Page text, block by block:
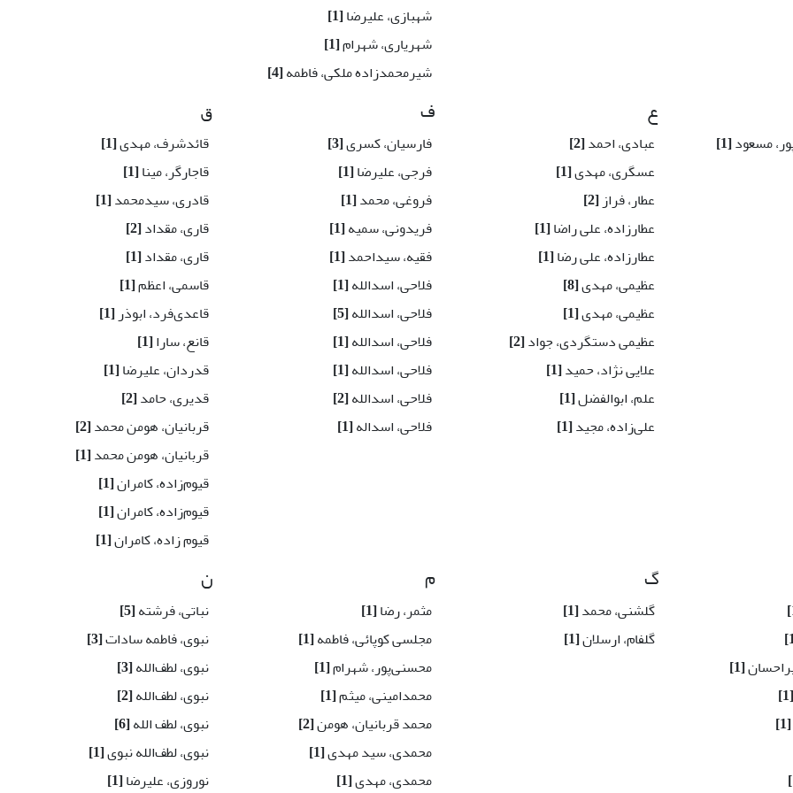
شهبازی، علیرضا[1]
شهریاری، شهرام[1]
شیرمحمدزاده ملکی، فاطمه[4]
مسعود[1]
ع
عبادی، احمد[2]
عسگری، مهدی[1]
عطار، فراز[2]
عطارزاده، علی راضا[1]
عطارزاده، علی رضا[1]
عظیمی، مهدی[8]
عظیمی، مهدی[1]
عظیمی دستگردی، جواد[2]
علایی نژاد، حمید[1]
علم، ابوالفضل[1]
علی‌زاده، مجید[1]
ف
فارسیان، کسری[3]
فرجی، علیرضا[1]
فروغی، محمد[1]
فریدونی، سمیه[1]
فقیه، سیداحمد[1]
فلاحی، اسد‌الله[1]
فلاحی، اسد‌الله[5]
فلاحی، اسدالله[1]
فلاحی، اسدالله[1]
فلاحی، اسدالله[2]
فلاحی، اسداله[1]
ق
قائدشرف، مهدی[1]
قاجارگر، مینا[1]
قادری، سیدمحمد[1]
قاری، مقداد[2]
قاری، مقداد[1]
قاسمی، اعظم[1]
قاعدی‌فرد، ابوذر[1]
قانع، سارا[1]
قدردان، علیرضا[1]
قدیری، حامد[2]
قربانیان، هومن محمد[2]
قربانیان، هومن محمد[1]
قیوم‌زاده، کامران[1]
قیوم‌زاده، کامران[1]
قیوم زاده، کامران[1]
[1]
[1]
[1]
گ
گلشنی، محمد[1]
گلفام، ارسلان[1]
م
مثمر، رضا[1]
مجلسی کوپائی، فاطمه[1]
محسنی‌پور، شهرام[1]
محمدامینی، میثم[1]
محمد قربانیان، هومن[2]
محمدی، سید مهدی[1]
محمدی، مهدی[1]
ن
نباتی، فرشته[5]
نبوی، فاطمه سادات[3]
نبوی، لطف‌الله[3]
نبوی، لطف‌الله[2]
نبوی، لطف الله[6]
نبوی، لطف‌الله نبوی[1]
نوروزی، علیرضا[1]